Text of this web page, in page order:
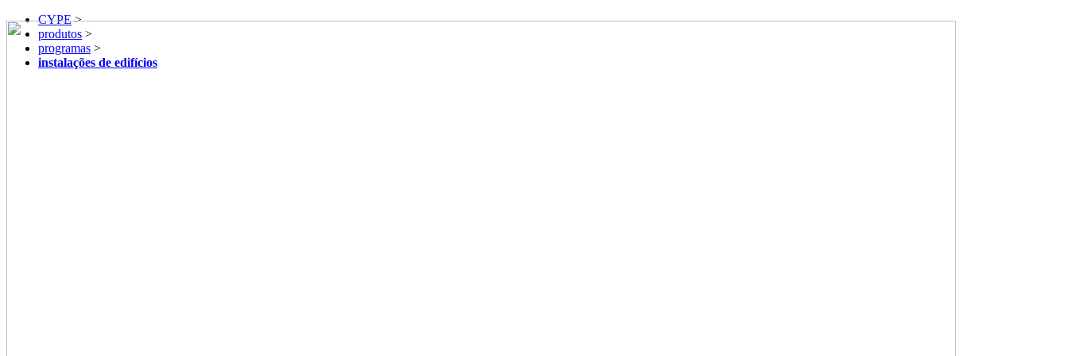
CYPE>
produtos >
programas >
instalações de edifícios